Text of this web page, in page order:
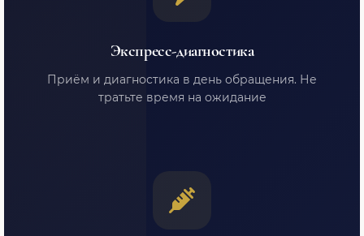
Экспресс-диагностика
Приём и диагностика в день обращения. Не
тратьте время на ожидание